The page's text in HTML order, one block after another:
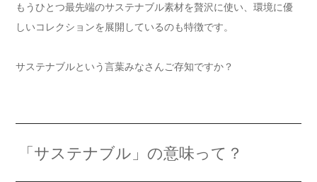
もうひとつ最先端のサステナブル素材を贅沢に使い、環境に優
しいコレクションを展開しているのも特徴です。
サステナブルという言葉みなさんご存知ですか？
「サステナブル」の意味って？